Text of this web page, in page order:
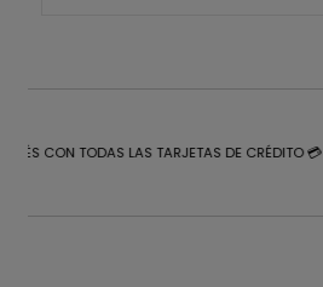
CON TODAS LAS TARJETAS DE CRÉDITO 💳